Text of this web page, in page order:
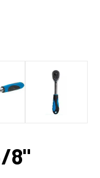
8"